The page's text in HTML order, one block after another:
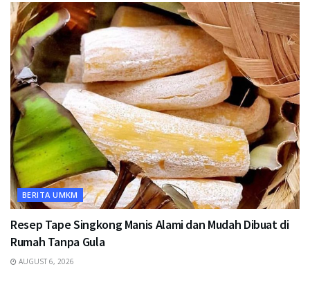
BERITA UMKM
Resep Tape Singkong Manis Alami dan Mudah Dibuat di
Rumah Tanpa Gula
AUGUST 6, 2026